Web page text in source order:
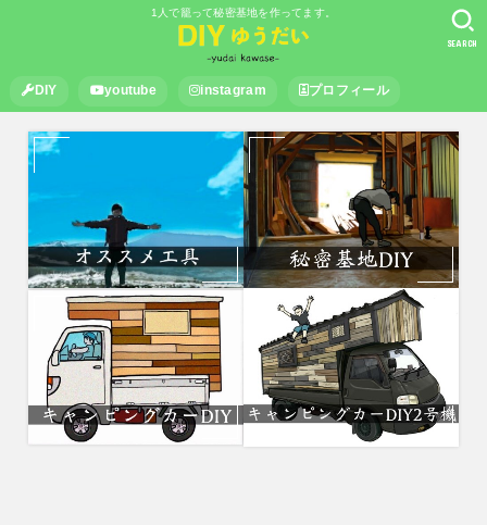
1人で籠って秘密基地を作ってます。
DIY youtube instagram プロフィール
SEARCH